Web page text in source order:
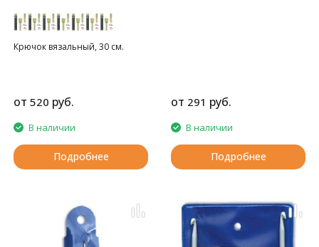
Крючок вязальный, 30 см.
от 520 руб.
В наличии
Подробнее
от 291 руб.
В наличии
Подробнее